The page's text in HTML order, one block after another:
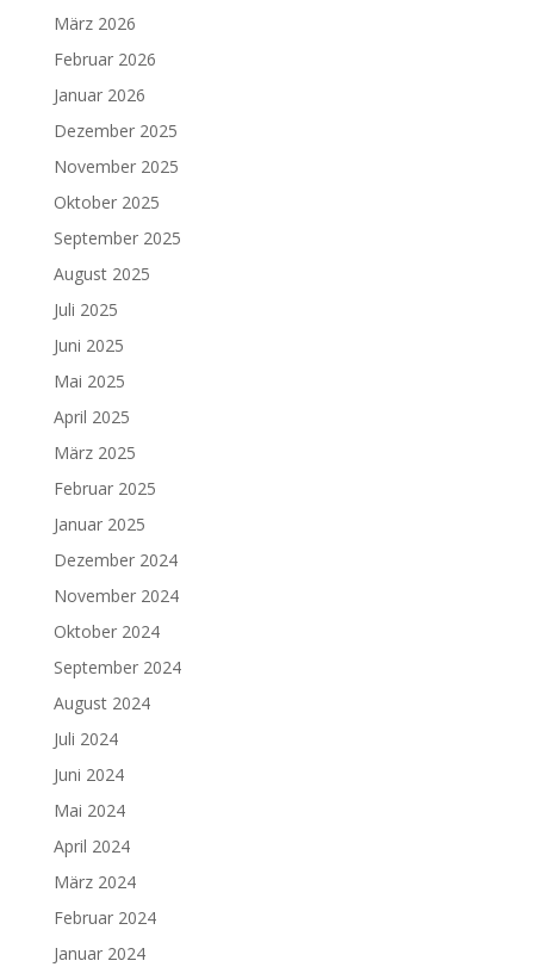
März 2026
Februar 2026
Januar 2026
Dezember 2025
November 2025
Oktober 2025
September 2025
August 2025
Juli 2025
Juni 2025
Mai 2025
April 2025
März 2025
Februar 2025
Januar 2025
Dezember 2024
November 2024
Oktober 2024
September 2024
August 2024
Juli 2024
Juni 2024
Mai 2024
April 2024
März 2024
Februar 2024
Januar 2024